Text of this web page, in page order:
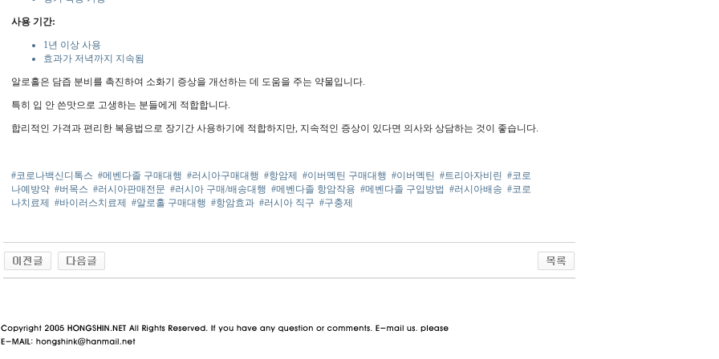
사용 기간:
1년 이상 사용
효과가 저녁까지 지속됨
알로홀은 담즙 분비를 촉진하여 소화기 증상을 개선하는 데 도움을 주는 약물입니다.
특히 입 안 쓴맛으로 고생하는 분들에게 적합합니다.
합리적인 가격과 편리한 복용법으로 장기간 사용하기에 적합하지만, 지속적인 증상이 있다면 의사와 상담하는 것이 좋습니다.
#코로나백신디톡스 #메벤다졸 구매대행 #러시아구매대행 #항암제 #이버멕틴 구매대행 #이버멕틴 #트리아자비린 #코로
나예방약 #버목스 #러시아판매전문 #러시아 구매/배송대행 #메벤다졸 항암작용 #메벤다졸 구입방법 #러시아배송 #코로
나치료제
#바이러스치료제 #알로홀 구매대행 #항암효과 #러시아 직구 #구충제